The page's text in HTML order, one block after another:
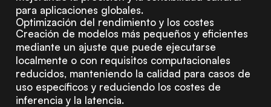
para aplicaciones globales.
Optimización del rendimiento y los costes
Creación de modelos más pequeños y eficientes
mediante un ajuste que puede ejecutarse
localmente o con requisitos computacionales
reducidos, manteniendo la calidad para casos de
uso específicos y reduciendo los costes de
inferencia y la latencia.